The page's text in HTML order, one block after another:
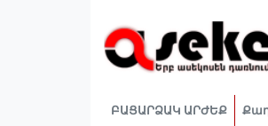
ԲԱՑԱՐՁԱԿ ԱՐԺԵՔ